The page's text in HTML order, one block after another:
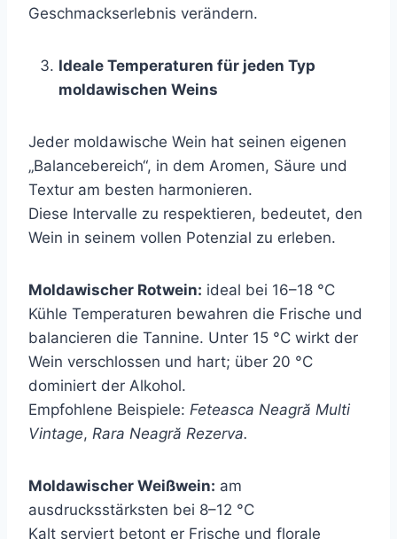
Geschmackserlebnis verändern.
Ideale Temperaturen für jeden Typ
moldawischen Weins
Jeder moldawische Wein hat seinen eigenen
„Balancebereich“, in dem Aromen, Säure und
Textur am besten harmonieren.
Diese Intervalle zu respektieren, bedeutet, den
Wein in seinem vollen Potenzial zu erleben.
Moldawischer Rotwein: ideal bei 16–18 °C
Kühle Temperaturen bewahren die Frische und
balancieren die Tannine. Unter 15 °C wirkt der
Wein verschlossen und hart; über 20 °C
dominiert der Alkohol.
Empfohlene Beispiele: Feteasca Neagră Multi
Vintage, Rara Neagră Rezerva.
Moldawischer Weißwein: am
ausdrucksstärksten bei 8–12 °C
Kalt serviert betont er Frische und florale